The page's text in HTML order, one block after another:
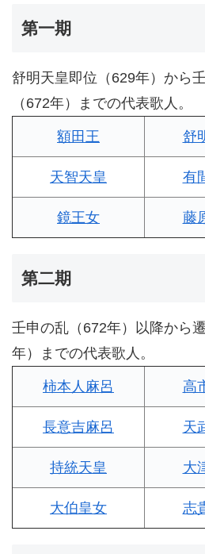
第一期
舒明天皇即位（629年）から
（672年）までの代表歌人。
額田王 舒
天智天皇 有
鏡王女 藤
第二期
壬申の乱（672年）以降から
年）までの代表歌人。
柿本人麻呂 高
長意吉麻呂 天
持統天皇 大
大伯皇女 志